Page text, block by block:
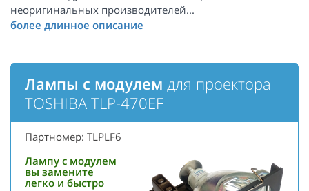
неоригинальных производителей...
Лампы с модулем для проектора
TOSHIBA TLP-470EF
Партномер: TLPLF6
Лампу с модулем
вы замените
легко и быстро